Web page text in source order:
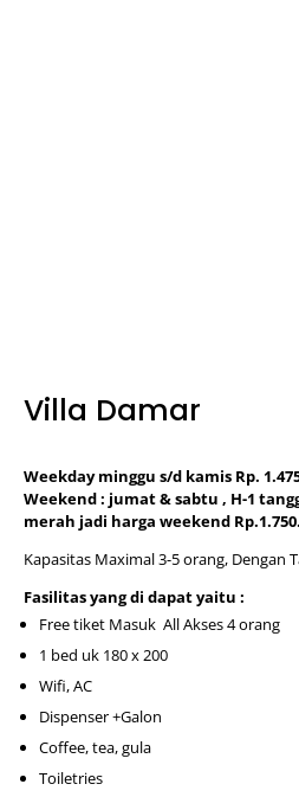
Villa Damar
Weekday minggu s/d kamis Rp.
Weekend : jumat & sabtu , H-1
merah jadi harga weekend
Kapasitas Maximal 3-5 orang, Dengan
Fasilitas yang di dapat yaitu :
Free tiket Masuk All Akses 4 orang
1 bed uk 180 x 200
Wifi, AC
Dispenser +Galon
Coffee, tea, gula
Toiletries